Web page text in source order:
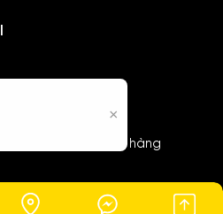
Chính sách giao hàng
×